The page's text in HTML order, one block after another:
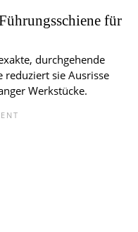
für
durchgehende
reduziert sie Ausrisse
Werkstücke.